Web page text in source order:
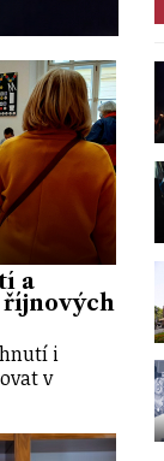
a
říjnových
i
v